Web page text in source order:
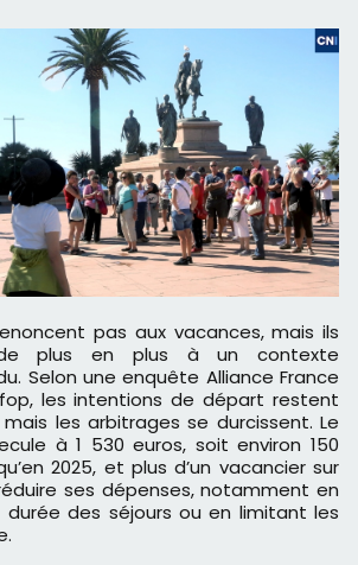
plus en plus à un contexte
Selon une enquête Alliance France
les intentions de départ restent
les arbitrages se durcissent. Le
à 1 530 euros, soit environ 150
2025, et plus d’un vacancier sur
ses dépenses, notamment en
durée des séjours ou en limitant les